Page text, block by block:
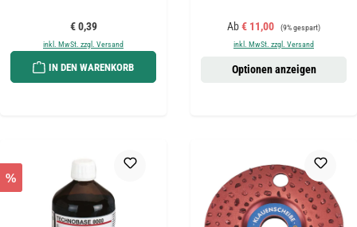
Regulärer Preis:
€ 0,39
inkl. MwSt. zzgl. Versand
IN DEN WARENKORB
Verkaufspreis:
Ab€ 11,00 Regulärer Preis:
(9% gespart)
inkl. MwSt. zzgl. Versand
Optionen anzeigen
%